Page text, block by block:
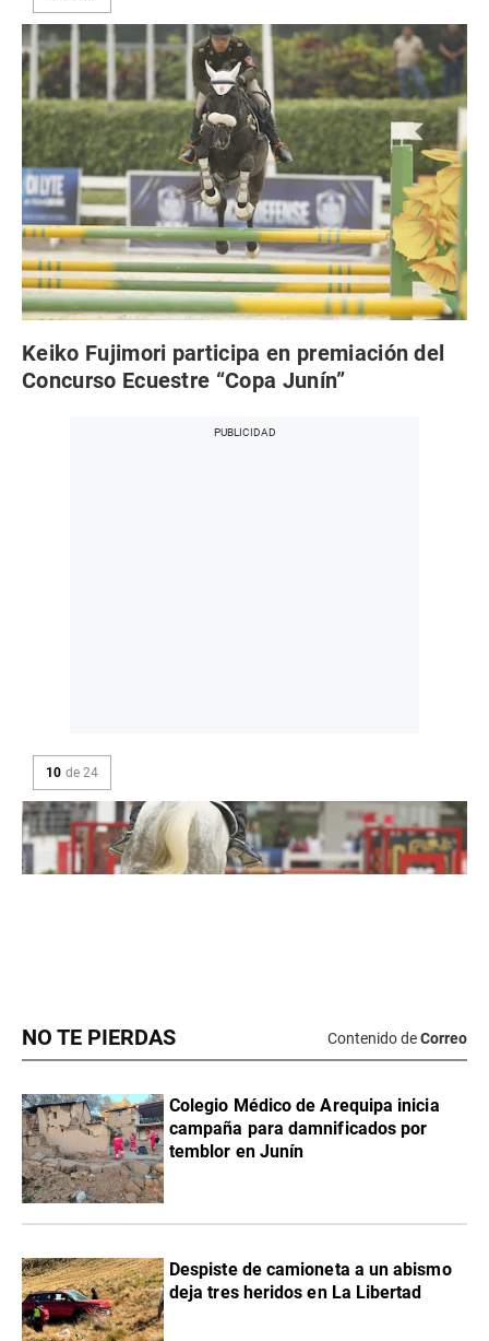
NO TE PIERDAS Contenido deCorreo
Colegio Médico de Arequipa inicia
campaña para damnificados por
temblor en Junín
Despiste de camioneta a un abismo
deja tres heridos en La Libertad